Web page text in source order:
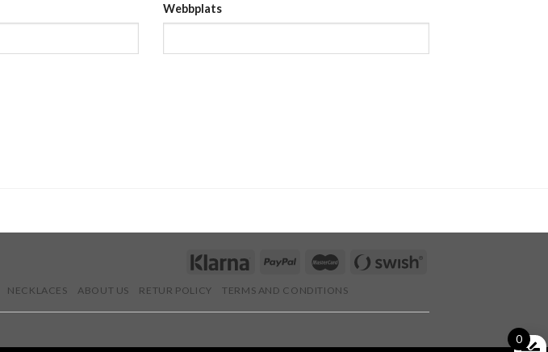
Webbplats
NECKLACES ABOUT US RETUR POLICY
TERMS AND CONDITIONS
0